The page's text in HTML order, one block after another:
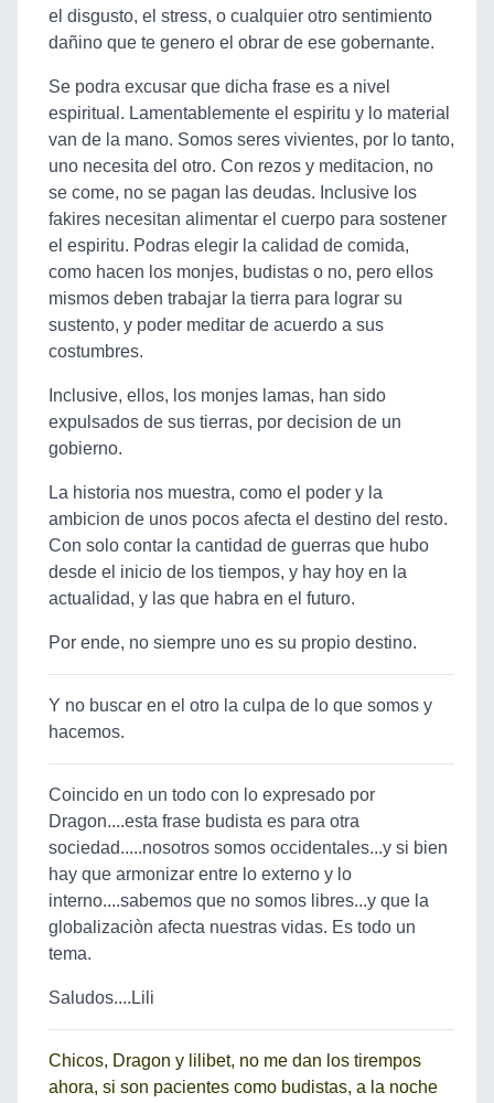
el disgusto, el stress, o cualquier otro sentimiento
dañino que te genero el obrar de ese gobernante.
Se podra excusar que dicha frase es a nivel
espiritual. Lamentablemente el espiritu y lo material
van de la mano. Somos seres vivientes, por lo tanto,
uno necesita del otro. Con rezos y meditacion, no
se come, no se pagan las deudas. Inclusive los
fakires necesitan alimentar el cuerpo para sostener
el espiritu. Podras elegir la calidad de comida,
como hacen los monjes, budistas o no, pero ellos
mismos deben trabajar la tierra para lograr su
sustento, y poder meditar de acuerdo a sus
costumbres.
Inclusive, ellos, los monjes lamas, han sido
expulsados de sus tierras, por decision de un
gobierno.
La historia nos muestra, como el poder y la
ambicion de unos pocos afecta el destino del resto.
Con solo contar la cantidad de guerras que hubo
desde el inicio de los tiempos, y hay hoy en la
actualidad, y las que habra en el futuro.
Por ende, no siempre uno es su propio destino.
Y no buscar en el otro la culpa de lo que somos y
hacemos.
Coincido en un todo con lo expresado por
Dragon....esta frase budista es para otra
sociedad.....nosotros somos occidentales...y si bien
hay que armonizar entre lo externo y lo
interno....sabemos que no somos libres...y que la
globalizaciòn afecta nuestras vidas. Es todo un
tema.
Saludos....Lili
Chicos, Dragon y lilibet, no me dan los tirempos
ahora, si son pacientes como budistas, a la noche